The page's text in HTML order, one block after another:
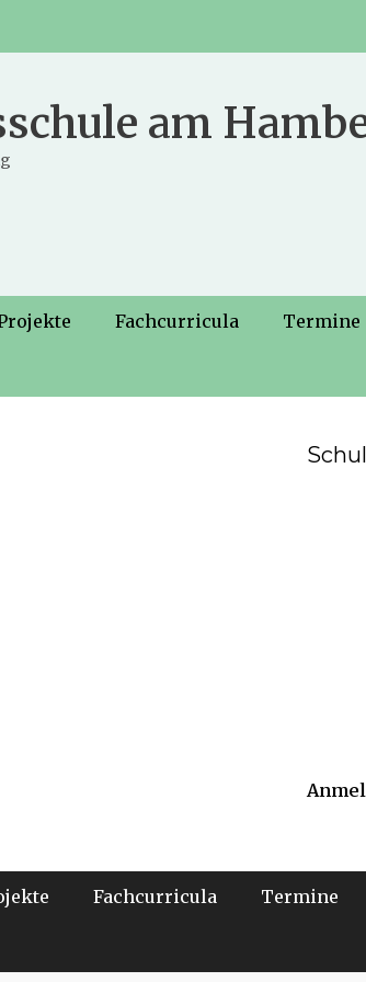
am
Fachcurricula Termine
Fachcurricula Termine